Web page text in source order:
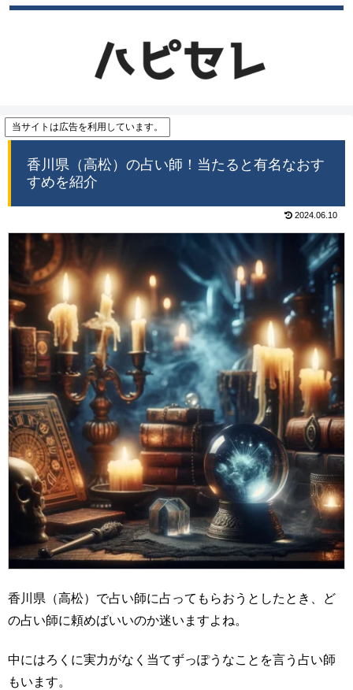
当サイトは広告を利用しています。
香川県（高松）の占い師！当たると有名なおす
すめを紹介
2024.06.10
香川県（高松）で占い師に占ってもらおうとしたとき、ど
の占い師に頼めばいいのか迷いますよね。
中にはろくに実力がなく当てずっぽうなことを言う占い師
もいます。